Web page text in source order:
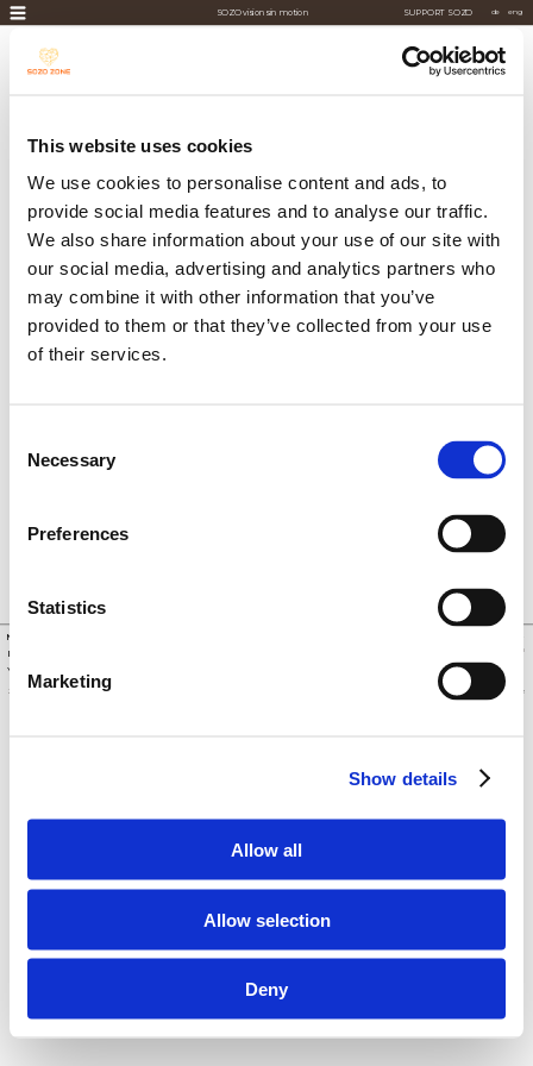
This website uses cookies
We use cookies to personalise content and ads, to
provide social media features and to analyse our traffic.
We also share information about your use of our site with
our social media, advertising and analytics partners who
may combine it with other information that you’ve
provided to them or that they’ve collected from your use
of their services.
Selection
Necessary
Preferences
Statistics
Marketing
Show details
Allow all
Allow selection
Deny
SUPPORT SOZO
SOZO visions in motion DE ENG
de eng
Newsletter
Instagram
YouTube
Abonnement zu bestätigen und zu aktivieren.
Abbestellen (Opt-out): Sie können den
Newsletter jederzeit über den Abmeldelink in
Bestätigungs-E-Mail. Bitte klicken Sie auf den Link in der E-Mail, um
Ihr Abonnement zu aktivieren.
Für Fragen
2023© Copyright für alle Fotos Karl-Heinz Mierke Impressum Datenschutz